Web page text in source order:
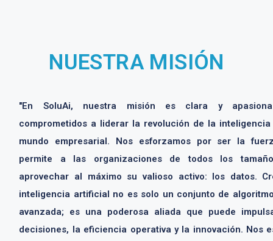
NUESTRA MISIÓN
"En SoluAi, nuestra misión es clara y
comprometidos a liderar la revolución de la
mundo empresarial. Nos esforzamos por ser la
permite a las organizaciones de todos los
aprovechar al máximo su valioso activo: los datos.
inteligencia artificial no es solo un conjunto de
avanzada; es una poderosa aliada que puede
decisiones, la eficiencia operativa y la innovación. Nos